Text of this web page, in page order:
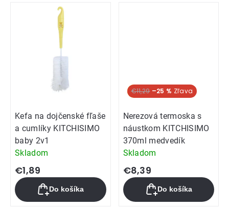
hviezdičiek.
Kefa na dojčenské fľaše
a cumlíky KITCHISIMO
baby 2v1
Skladom
€1,89
Do košíka
Akcia
€11,29 –25 %
Nerezová termoska s
náustkom KITCHISIMO
370ml medvedík
Skladom
€8,39
Do košíka